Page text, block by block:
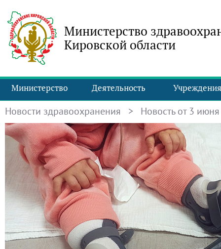
Министерство
Кировской области
Министерство Деятельность Учреждения
Новости здравоохранения > Новость от 3 июня